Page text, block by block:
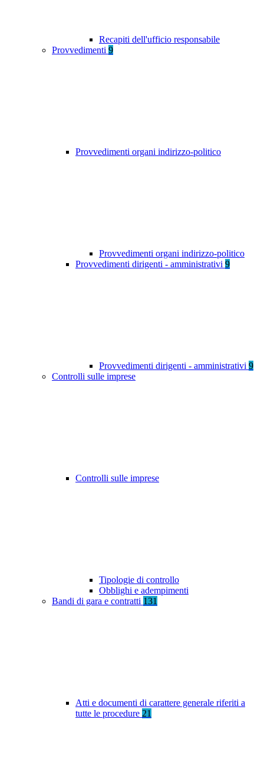
Recapiti dell'ufficio responsabile
Provvedimenti 9
Provvedimenti organi indirizzo-politico
Provvedimenti organi indirizzo-politico
Provvedimenti dirigenti - amministrativi 9
Provvedimenti dirigenti - amministrativi 9
Controlli sulle imprese
Controlli sulle imprese
Tipologie di controllo
Obblighi e adempimenti
Bandi di gara e contratti 131
Atti e documenti di carattere generale riferiti a
tutte le procedure 21